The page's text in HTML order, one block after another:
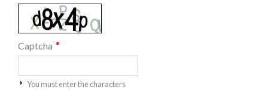
Captcha *
You must enter the characters